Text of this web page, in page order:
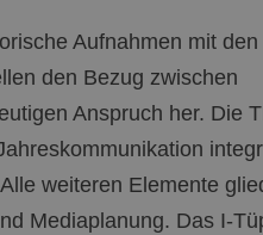
Aufnahmen mit den
den Bezug zwischen
Anspruch her. Die
weiteren Elemente
Mediaplanung. Das I-